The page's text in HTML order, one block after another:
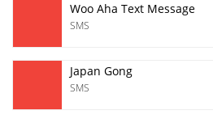
Woo Aha Text Message
SMS
Japan Gong
SMS